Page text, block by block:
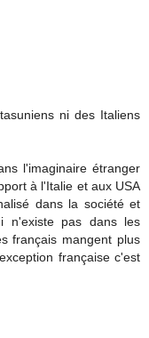
ni des Italiens
l'imaginaire étranger
à l'Italie et aux USA
dans la société et
n'existe pas dans les
français mangent plus
française c'est